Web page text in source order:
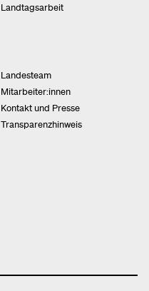
Landtagsarbeit
Landesteam
Mitarbeiter:innen
Kontakt und Presse
Transparenzhinweis